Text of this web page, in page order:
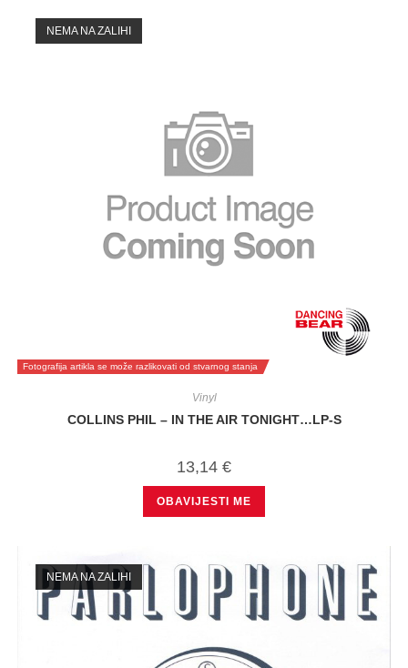
Fotografija artikla se može razlikovati od stvarnog stanja
NEMA NA ZALIHI
Vinyl
COLLINS PHIL – IN THE AIR TONIGHT…LP-S
13,14 €
OBAVIJESTI ME
NEMA NA ZALIHI